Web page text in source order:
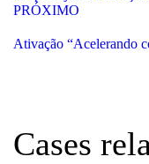
PRÓXIMO
Ativação “Acelerando
Cases